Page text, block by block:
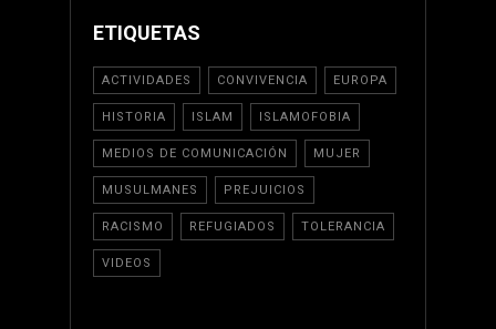
ETIQUETAS
ACTIVIDADES CONVIVENCIA EUROPA
HISTORIA ISLAM ISLAMOFOBIA
MEDIOS DE COMUNICACIÓN MUJER
MUSULMANES PREJUICIOS
RACISMO REFUGIADOS TOLERANCIA
VIDEOS